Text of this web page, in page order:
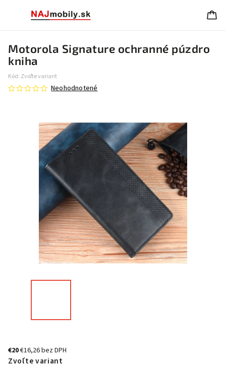
Motorola Signature ochranné púzdro
kniha
Kód: Zvoľte variant
Neohodnotené
€20€16,26 bez DPH
Zvoľte variant